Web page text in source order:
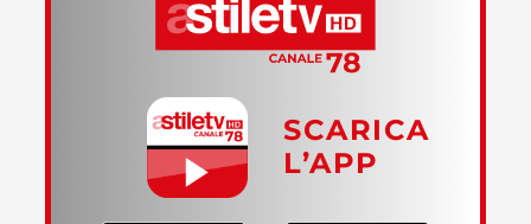
SCARICA
L’APP